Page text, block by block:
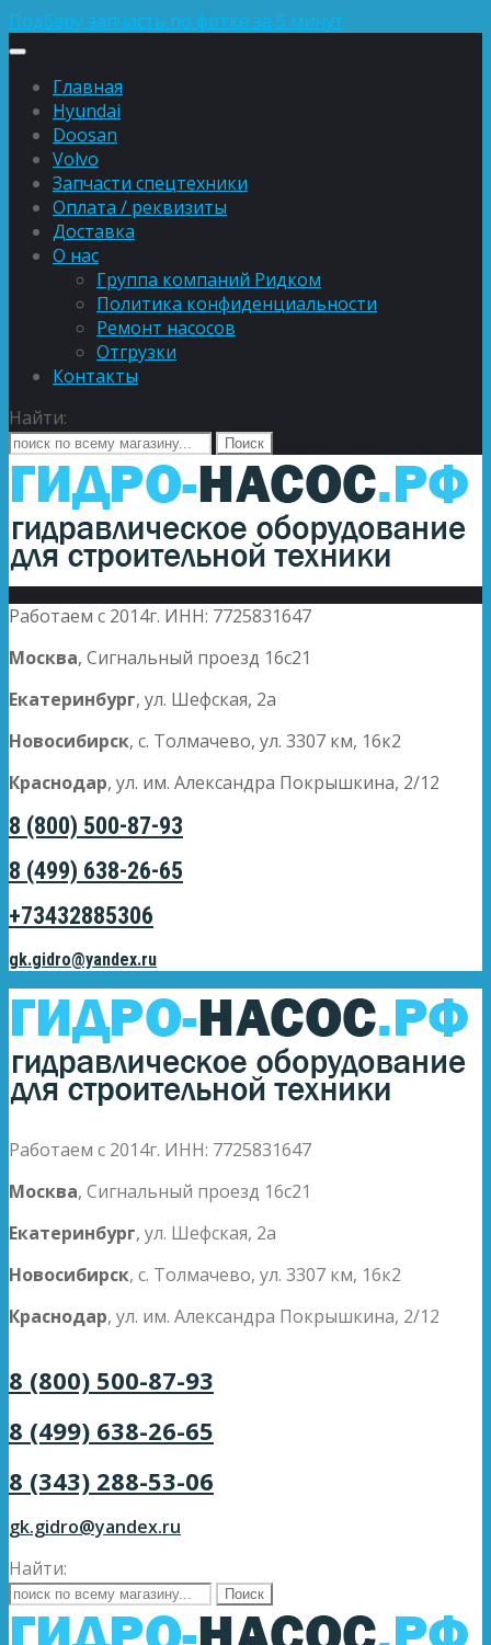
Подберу запчасть по фотке за 5 минут
Главная
Hyundai
Doosan
Volvo
Запчасти спецтехники
Оплата / реквизиты
Доставка
О нас
Группа компаний Ридком
Политика конфиденциальности
Ремонт насосов
Отгрузки
Контакты
Найти:
Работаем с 2014г. ИНН: 7725831647
Москва, Сигнальный проезд 16с21
Екатеринбург, ул. Шефская, 2а
Новосибирск, с. Толмачево, ул. 3307 км, 16к2
Краснодар, ул. им. Александра Покрышкина, 2/12
8 (800) 500-87-93
8 (499) 638-26-65
+73432885306
gk.gidro@yandex.ru
Работаем с 2014г. ИНН: 7725831647
Москва, Сигнальный проезд 16с21
Екатеринбург, ул. Шефская, 2а
Новосибирск, с. Толмачево, ул. 3307 км, 16к2
Краснодар, ул. им. Александра Покрышкина, 2/12
8 (800) 500-87-93
8 (499) 638-26-65
8 (343) 288-53-06
gk.gidro@yandex.ru
Найти: